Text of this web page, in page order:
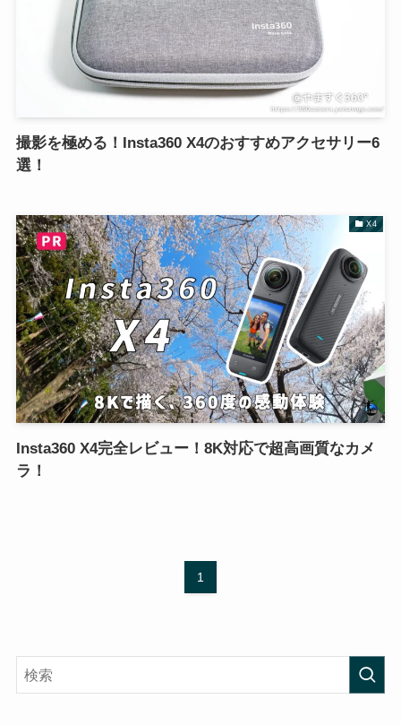
撮影を極める！Insta360 X4のおすすめアクセサリー6
選！
X4
Insta360 X4完全レビュー！8K対応で超高画質なカメ
ラ！
1